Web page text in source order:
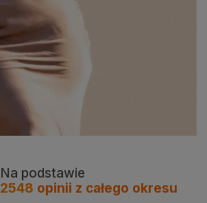
Na podstawie
2548 opinii z całego okresu